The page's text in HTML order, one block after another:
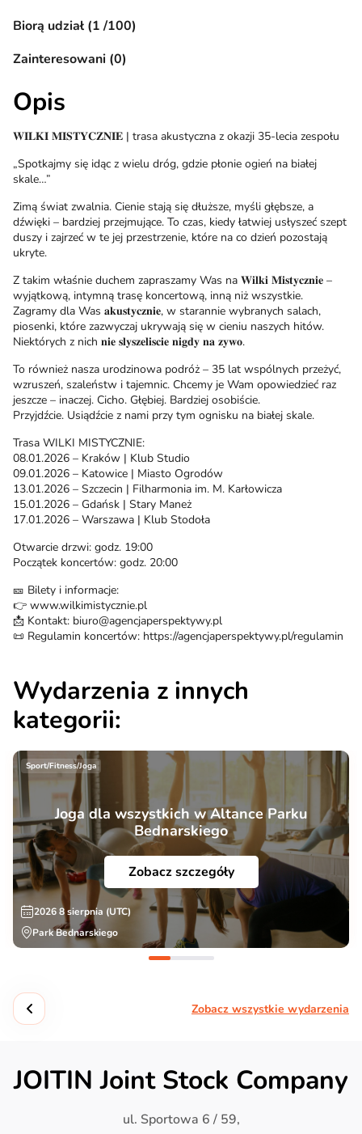
Biorą udział (1 /100)
Zainteresowani (0)
Opis
𝐖𝐈𝐋𝐊𝐈 𝐌𝐈𝐒𝐓𝐘𝐂𝐙𝐍𝐈𝐄 | trasa akustyczna z okazji 35-lecia zespołu
„Spotkajmy się idąc z wielu dróg, gdzie płonie ogień na białej
skale…”
Zimą świat zwalnia. Cienie stają się dłuższe, myśli głębsze, a
dźwięki – bardziej przejmujące. To czas, kiedy łatwiej usłyszeć szept
duszy i zajrzeć w te jej przestrzenie, które na co dzień pozostają
ukryte.
Z takim właśnie duchem zapraszamy Was na 𝐖𝐢𝐥𝐤𝐢 𝐌𝐢𝐬𝐭𝐲𝐜𝐳𝐧𝐢𝐞 –
wyjątkową, intymną trasę koncertową, inną niż wszystkie.
Zagramy dla Was 𝐚𝐤𝐮𝐬𝐭𝐲𝐜𝐳𝐧𝐢𝐞, w starannie wybranych salach,
piosenki, które zazwyczaj ukrywają się w cieniu naszych hitów.
Niektórych z nich 𝐧𝐢𝐞 𝐬𝐥𝐲𝐬𝐳𝐞𝐥𝐢𝐬𝐜𝐢𝐞 𝐧𝐢𝐠𝐝𝐲 𝐧𝐚 𝐳𝐲𝐰𝐨.
To również nasza urodzinowa podróż – 35 lat wspólnych przeżyć,
wzruszeń, szaleństw i tajemnic. Chcemy je Wam opowiedzieć raz
jeszcze – inaczej. Cicho. Głębiej. Bardziej osobiście.
Przyjdźcie. Usiądźcie z nami przy tym ognisku na białej skale.
Trasa WILKI MISTYCZNIE:
08.01.2026 – Kraków | Klub Studio
09.01.2026 – Katowice | Miasto Ogrodów
13.01.2026 – Szczecin | Filharmonia im. M. Karłowicza
15.01.2026 – Gdańsk | Stary Maneż
17.01.2026 – Warszawa | Klub Stodoła
Otwarcie drzwi: godz. 19:00
Początek koncertów: godz. 20:00
🎫 Bilety i informacje:
👉 www.wilkimistycznie.pl
📩 Kontakt: biuro@agencjaperspektywy.pl
📜 Regulamin koncertów: https://agencjaperspektywy.pl/regulamin
Wydarzenia z innych
kategorii:
Sport/Fitness/Joga
Joga dla wszystkich w Altance Parku
Bednarskiego
Zobacz szczegóły
2026 8 sierpnia (UTC)
Park Bednarskiego
Zobacz wszystkie wydarzenia
JOITIN Joint Stock Company
ul. Sportowa 6 / 59,